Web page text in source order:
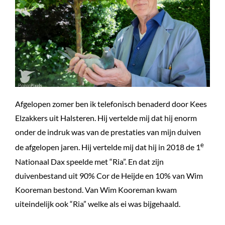
Afgelopen zomer ben ik telefonisch benaderd door Kees
Elzakkers uit Halsteren. Hij vertelde mij dat hij enorm
onder de indruk was van de prestaties van mijn duiven
de afgelopen jaren. Hij vertelde mij dat hij in 2018 de 1e
Nationaal Dax speelde met “Ria”. En dat zijn
duivenbestand uit 90% Cor de Heijde en 10% van Wim
Kooreman bestond. Van Wim Kooreman kwam
uiteindelijk ook “Ria” welke als ei was bijgehaald.